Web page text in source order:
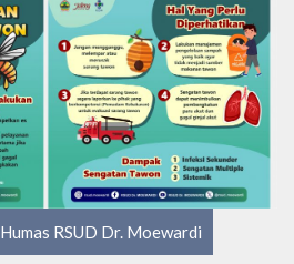
Humas RSUD Dr. Moewardi